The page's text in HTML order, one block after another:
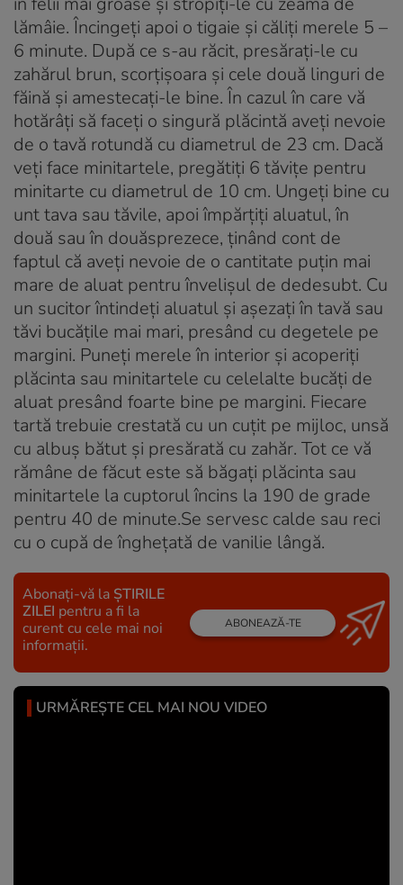
lămâie. Încingeţi apoi o tigaie şi căliţi merele 5 –
6 minute. După ce s-au răcit, presăraţi-le cu
zahărul brun, scorţişoara şi cele două linguri de
făină şi amestecaţi-le bine. În cazul în care vă
hotărâţi să faceţi o singură plăcintă aveţi nevoie
de o tavă rotundă cu diametrul de 23 cm. Dacă
veţi face minitartele, pregătiţi 6 tăviţe pentru
minitarte cu diametrul de 10 cm. Ungeţi bine cu
unt tava sau tăvile, apoi împărţiţi aluatul, în
două sau în douăsprezece, ţinând cont de
faptul că aveţi nevoie de o cantitate puţin mai
mare de aluat pentru învelişul de dedesubt. Cu
un sucitor întindeţi aluatul şi aşezaţi în tavă sau
tăvi bucăţile mai mari, presând cu degetele pe
margini. Puneţi merele în interior şi acoperiţi
plăcinta sau minitartele cu celelalte bucăţi de
aluat presând foarte bine pe margini. Fiecare
tartă trebuie crestată cu un cuţit pe mijloc, unsă
cu albuş bătut şi presărată cu zahăr. Tot ce vă
rămâne de făcut este să băgaţi plăcinta sau
minitartele la cuptorul încins la 190 de grade
pentru 40 de minute.Se servesc calde sau reci
cu o cupă de îngheţată de vanilie lângă.
Abonați-vă la ȘTIRILE
ZILEI pentru a fi la
curent cu cele mai noi
informații.
ABONEAZĂ-TE
URMĂREȘTE CEL MAI NOU VIDEO